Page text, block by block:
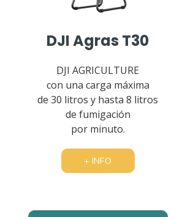
DJI Agras T30
DJI AGRICULTURE
con una carga máxima
de 30 litros y hasta 8 litros
de fumigación
por minuto.
+ INFO